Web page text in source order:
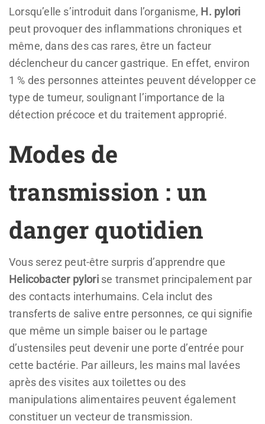
Lorsqu’elle s’introduit dans l’organisme, H. pylori
peut provoquer des inflammations chroniques et
même, dans des cas rares, être un facteur
déclencheur du cancer gastrique. En effet, environ
1 % des personnes atteintes peuvent développer ce
type de tumeur, soulignant l’importance de la
détection précoce et du traitement approprié.
Modes de
transmission : un
danger quotidien
Vous serez peut-être surpris d’apprendre que
Helicobacter pylorise transmet principalement par
des contacts interhumains. Cela inclut des
transferts de salive entre personnes, ce qui signifie
que même un simple baiser ou le partage
d’ustensiles peut devenir une porte d’entrée pour
cette bactérie. Par ailleurs, les mains mal lavées
après des visites aux toilettes ou des
manipulations alimentaires peuvent également
constituer un vecteur de transmission.